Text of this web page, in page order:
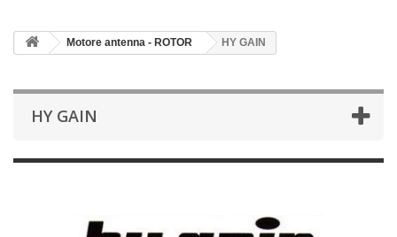
Motore antenna - ROTOR HY GAIN
HY GAIN